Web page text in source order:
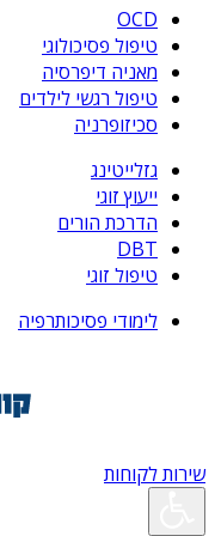
OCD
טיפול פסיכולוגי
מאניה דיפרסיה
טיפול רגשי לילדים
סכיזופרניה
גזלייטינג
ייעוץ זוגי
הדרכת הורים
DBT
טיפול זוגי
לימודי פסיכותרפיה
שירות לקוחות